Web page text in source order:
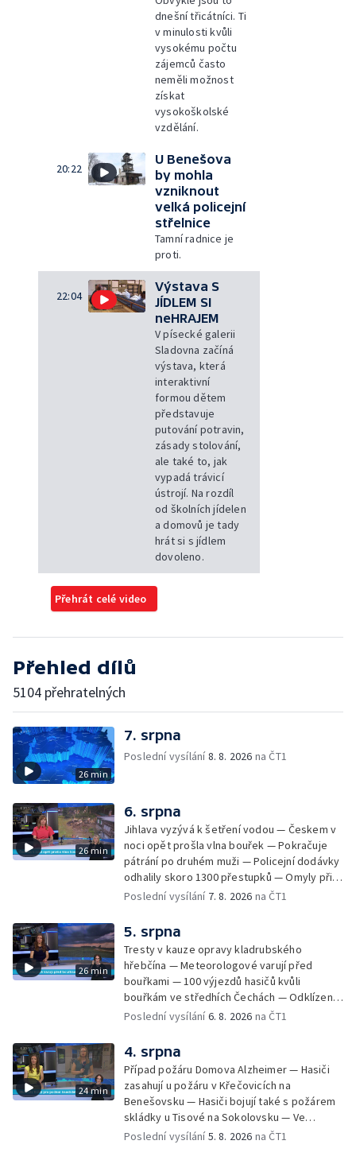
dnešní třicátníci. Ti
v minulosti kvůli
vysokému počtu
zájemců často
neměli možnost
získat
vysokoškolské
vzdělání.
20:22
U Benešova
by mohla
vzniknout
velká policejní
střelnice
Tamní radnice je
proti.
22:04
Výstava S
JÍDLEM SI
neHRAJEM
V písecké galerii
Sladovna začíná
výstava, která
interaktivní
formou dětem
představuje
putování potravin,
zásady stolování,
ale také to, jak
vypadá trávicí
ústrojí. Na rozdíl
od školních jídelen
a domovů je tady
hrát si s jídlem
dovoleno.
Přehrát celé video
Přehled dílů
5104 přehratelných
26 min
7. srpna
Poslední vysílání8. 8. 2026 na ČT1
26 min
6. srpna
Jihlava vyzývá k šetření vodou — Českem v
noci opět prošla vlna bouřek — Pokračuje
pátrání po druhém muži — Policejní dodávky
odhalily skoro 1300 přestupků — Omyly při
nouzovém volání o pomoc — Hradec Králové
rekord v hromadném seskoku parašutistů —
Chovné rybníky na Českolipsku pustoší
vydry — Instalace nové sochy v Mariánských
Lázních — Sedmiletý trest za dotační
podvod s projektem Technologického parku
v Písku — Dětský tábor na Brutal Assault —
Turistická trasa Svatojánské proudy zůstává
— Cestování za pozorováním noční oblohy
Poslední vysílání 7. 8. 2026 na ČT1
26 min
5. srpna
Tresty v kauze opravy kladrubského
hřebčína — Meteorologové varují před
bouřkami — 100 výjezdů hasičů kvůli
bouřkám ve středhích Čechách — Odklízení
škod po bouřkách — Hasiči likvidovali
Václavském náměstí — Necelý kilometr řeky
Otavy u šumavského Annína je téměř bez
vody — Pátrání po dvou mužích na jezeře
Most — Tábor pro děti odsouzených — Tábor
pomáhá dětem orientovat se na trhu práce
— Začal festival Brutal Assault — Cyklysta
spadl v Karlvoych Varech do řeky —
Poslední vysílání6. 8. 2026 na ČT1
24 min
4. srpna
Případ požáru Domova Alzheimer — Hasiči
zasahují u požáru v Křečovicích na
Benešovsku — Hasiči bojují také s požárem
skládky u Tisové na Sokolovsku — Ve
Strážnici na Hodonínsku padl další teplotní
Poslední vysílání5. 8. 2026 na ČT1